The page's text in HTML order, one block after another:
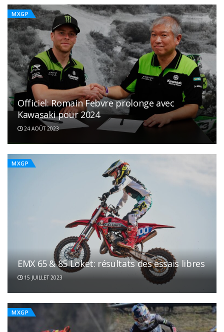
MXGP
Officiel: Romain Febvre prolonge avec
Kawasaki pour 2024
24 AOÛT 2023
MXGP
EMX 65 & 85 Loket: résultats des essais libres
15 JUILLET 2023
MXGP